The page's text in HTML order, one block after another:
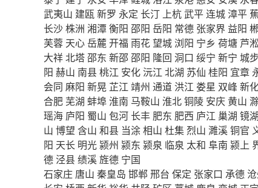
武夷山 建瓯新罗 永定 长汀 上杭武平连城 漳平
长沙株洲 湘潭衡阳 邵阳 岳阳 常德 张家界 益阳
芙蓉 天心岳麓开福 雨花望城 浏阳 宁乡 荷塘 芦
大祥北塔邵东 新邵邵阳 隆回 洞口 绥宁 新宁 城步
阳 赫山 南县桃江 安化沅江 北湖 苏仙 桂阳 宜章
会同 麻阳 新晃 芷江 靖州 通道 洪江 娄星 双峰 新
合肥 芜湖 蚌埠淮南 马鞍山 淮北铜陵 安庆黄山
瑶海 庐阳 蜀山 包河 长丰 肥东 肥西 庐江 巢湖 镜湖
山 博望 含山 和县 当涂相山 杜集 烈山 濉溪铜官
阳 天长 明光颍州 颍东 颍泉 临泉 太和 阜南 颍上
德 泾县绩溪旌德 宁国
石家庄 唐山 秦皇岛 邯郸 邢台 保定 张家口 承德